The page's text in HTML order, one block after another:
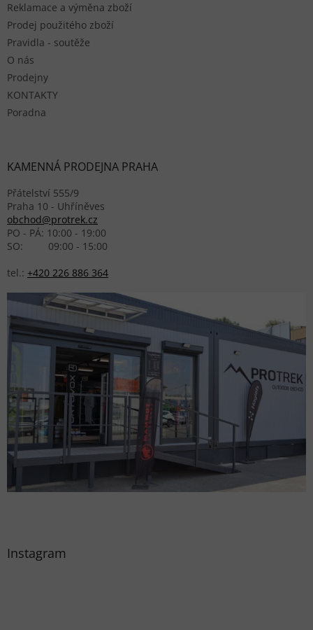
Reklamace a výměna zboží
Prodej použitého zboží
Pravidla - soutěže
O nás
Prodejny
KONTAKTY
Poradna
KAMENNÁ PRODEJNA PRAHA
Přátelství 555/9
Praha 10 - Uhříněves
obchod@protrek.cz
PO - PÁ: 10:00 - 19:00
SO: 09:00 - 15:00
tel.: +420 226 886 364
Instagram